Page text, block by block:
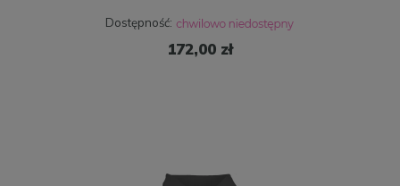
Dostępność:
172,00 zł